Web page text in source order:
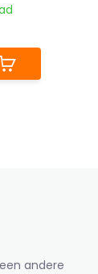
andere